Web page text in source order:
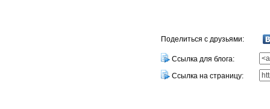
Поделиться с друзьями:
Ссылка для блога:
Ссылка на страницу: